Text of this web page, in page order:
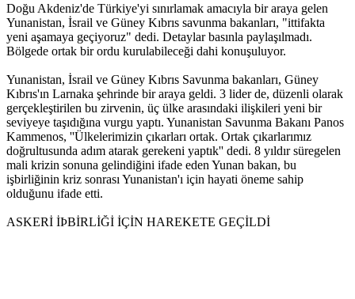
Doğu Akdeniz'de Türkiye'yi sınırlamak amacıyla bir araya gelen
Yunanistan, İsrail ve Güney Kıbrıs savunma bakanları, "ittifakta
yeni aşamaya geçiyoruz" dedi. Detaylar basınla paylaşılmadı.
Bölgede ortak bir ordu kurulabileceği dahi konuşuluyor.
Yunanistan, İsrail ve Güney Kıbrıs Savunma bakanları, Güney
Kıbrıs'ın Larnaka şehrinde bir araya geldi. 3 lider de, düzenli olarak
gerçekleştirilen bu zirvenin, üç ülke arasındaki ilişkileri yeni bir
seviyeye taşıdığına vurgu yaptı. Yunanistan Savunma Bakanı Panos
Kammenos, ''Ülkelerimizin çıkarları ortak. Ortak çıkarlarımız
doğrultusunda adım atarak gerekeni yaptık'' dedi. 8 yıldır süregelen
mali krizin sonuna gelindiğini ifade eden Yunan bakan, bu
işbirliğinin kriz sonrası Yunanistan'ı için hayati öneme sahip
olduğunu ifade etti.
ASKERİ İÞBİRLİĞİ İÇİN HAREKETE GEÇİLDİ